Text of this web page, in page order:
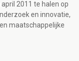
2011 te halen op
en innovatie,
maatschappelijke